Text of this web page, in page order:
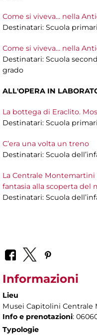
Come si viveva… nella
Destinatari: Scuola
Come si viveva… nella
Destinatari: Scuola
grado
ALL'OPERA IN
La bottega di Eraclito.
Destinatari: Scuola
C’era una volta un treno
Destinatari: Scuola
La Centrale
fantasia alla scoperta del
Destinatari: Scuola
Informazioni
Lieu
Musei Capitolini
Info e prenotazioni:
Typologie